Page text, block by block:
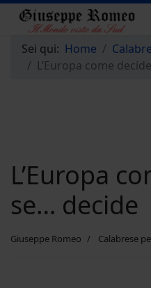
Sei qui: Home
L’Europa come
L’Europa
se… decide
Giuseppe Romeo Calabrese